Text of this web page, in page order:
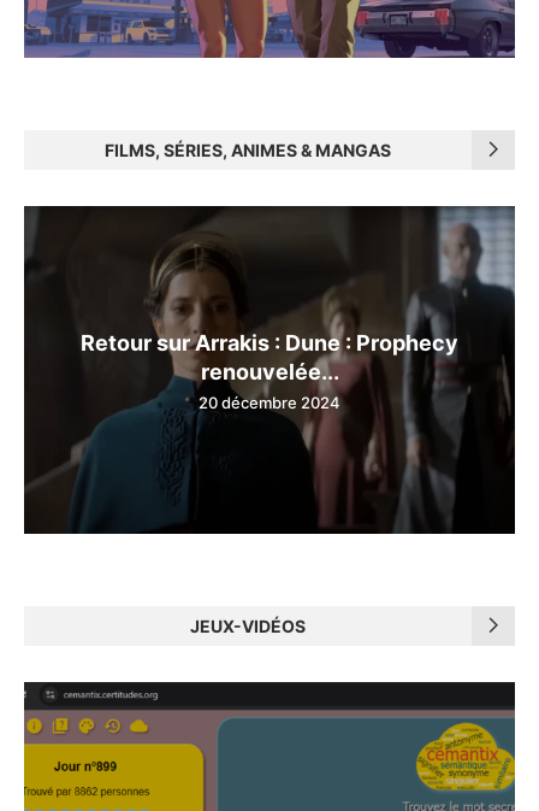
FILMS, SÉRIES, ANIMES & MANGAS
Retour sur Arrakis : Dune : Prophecy
renouvelée...
20 décembre 2024
JEUX-VIDÉOS